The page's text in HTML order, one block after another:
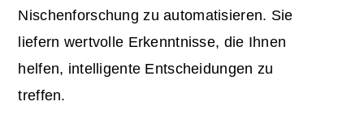
Nischenforschung zu automatisieren. Sie
liefern wertvolle Erkenntnisse, die Ihnen
helfen, intelligente Entscheidungen zu
treffen.